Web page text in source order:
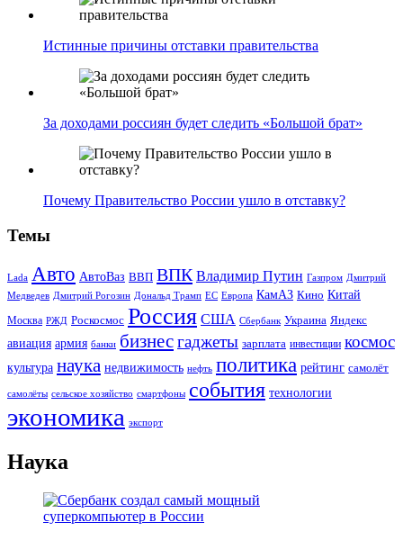
Истинные причины отставки правительства
За доходами россиян будет следить «Большой брат»
Почему Правительство России ушло в отставку?
Темы
Lada Авто АвтоВаз ВВП ВПК Владимир Путин Газпром Дмитрий
Медведев Дмитрий Рогозин Дональд Трамп ЕС Европа КамАЗ Кино Китай
Москва РЖД Роскосмос Россия США Сбербанк Украина Яндекс
авиация армия банки бизнесгаджеты зарплата инвестиции космос
культура наука недвижимость нефть политика рейтинг самолёт
самолёты сельское хозяйство смартфоны события технологии
экономика экспорт
Наука